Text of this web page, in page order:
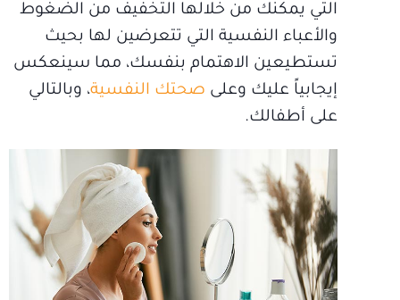
التي يمكنك من خلالها التخفيف من الضغوط
والأعباء النفسية التي تتعرضين لها بحيث
تستطيعين الاهتمام بنفسك، مما سينعكس
إيجابياً عليك وعلى صحتك النفسية، وبالتالي
على أطفالك.